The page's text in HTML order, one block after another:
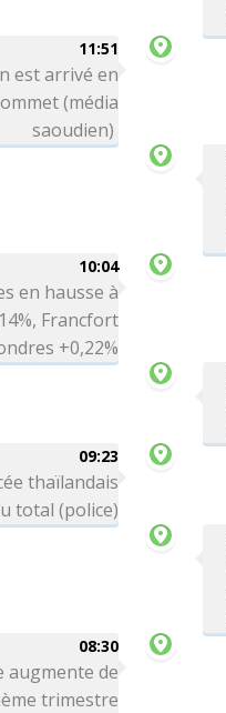
11:51
est arrivé en
(média
saoudien)
10:04
en hausse à
Francfort
+0,22%
09:23
thaïlandais
total (police)
08:30
augmente de
trimestre